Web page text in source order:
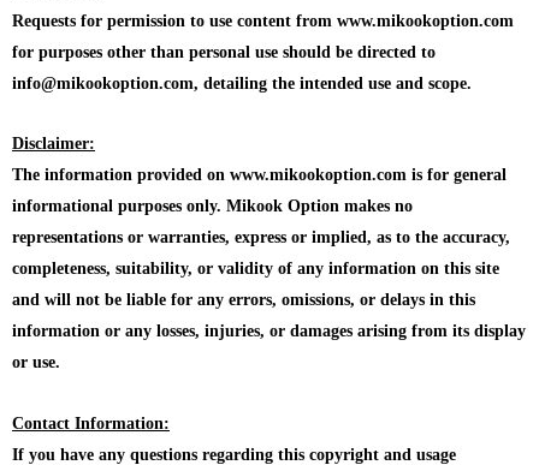
Requests for permission to use content from www.mikookoption.com
for purposes other than personal use should be directed to
info@mikookoption.com, detailing the intended use and scope.
Disclaimer:
The information provided on www.mikookoption.com is for general
informational purposes only. Mikook Option makes no
representations or warranties, express or implied, as to the accuracy,
completeness, suitability, or validity of any information on this site
and will not be liable for any errors, omissions, or delays in this
information or any losses, injuries, or damages arising from its display
or use.
Contact Information:
If you have any questions regarding this copyright and usage